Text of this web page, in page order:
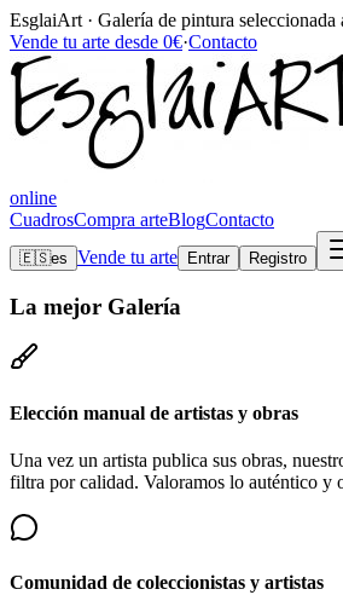
EsglaiArt · Galería de pintura seleccionada
Vende tu arte desde 0€·Contacto
online
CuadrosCompra arteBlogContacto
🇪🇸es Vende tu arte Entrar Registro
La mejor Galería
Elección manual de artistas y obras
Una vez un artista publica sus obras,
filtra por calidad. Valoramos lo auténtico y
Comunidad de coleccionistas y artistas